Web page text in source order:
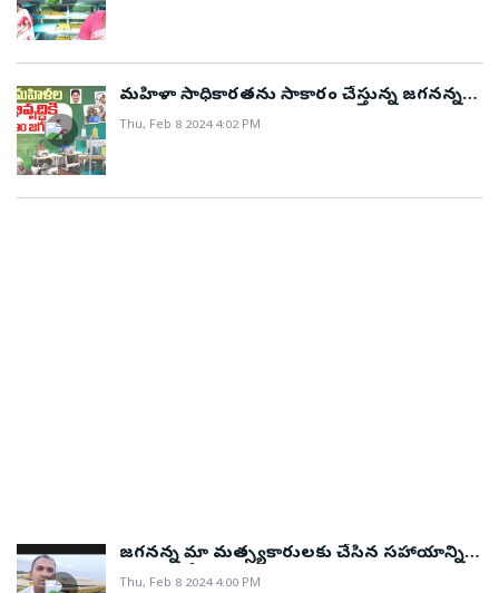
మహిళా సాధికారతను సాకారం చేస్తున్న జగనన్న
ప్రభుత్వం..!
Thu, Feb 8 2024 4:02 PM
జగనన్న మా మత్స్యకారులకు చేసిన సహాయాన్ని
ఈ జన్మలో మర్చిపోము..!
Thu, Feb 8 2024 4:00 PM